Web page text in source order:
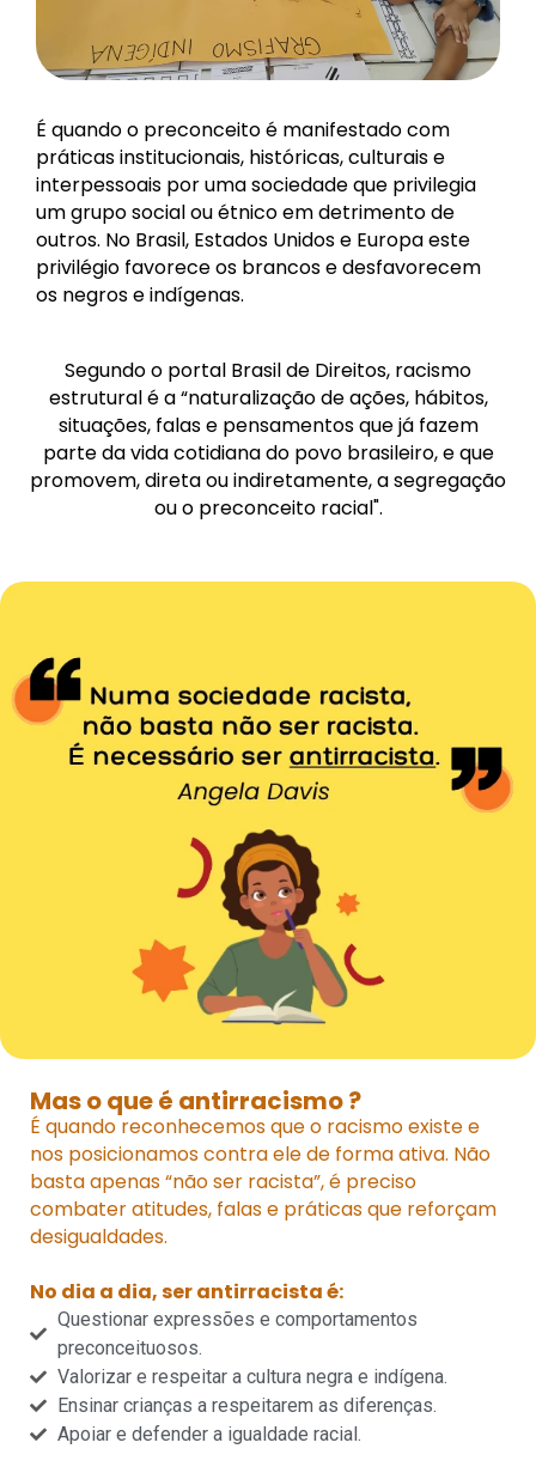
É quando o preconceito é manifestado com
práticas institucionais, históricas, culturais e
interpessoais por uma sociedade que privilegia
um grupo social ou étnico em detrimento de
outros. No Brasil, Estados Unidos e Europa este
privilégio favorece os brancos e desfavorecem
os negros e indígenas.
Segundo o portal Brasil de Direitos, racismo
estrutural é a “naturalização de ações, hábitos,
situações, falas e pensamentos que já fazem
parte da vida cotidiana do povo brasileiro, e que
promovem, direta ou indiretamente, a segregação
ou o preconceito racial".
Mas o que é antirracismo ?
É quando reconhecemos que o racismo existe e
nos posicionamos contra ele de forma ativa. Não
basta apenas “não ser racista”, é preciso
combater atitudes, falas e práticas que reforçam
desigualdades.
No dia a dia, ser antirracista é:
Questionar expressões e comportamentos
preconceituosos.
Valorizar e respeitar a cultura negra e indígena.
Ensinar crianças a respeitarem as diferenças.
Apoiar e defender a igualdade racial.